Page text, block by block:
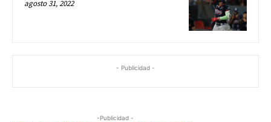
agosto 31, 2022
- Publicidad -
-Publicidad -